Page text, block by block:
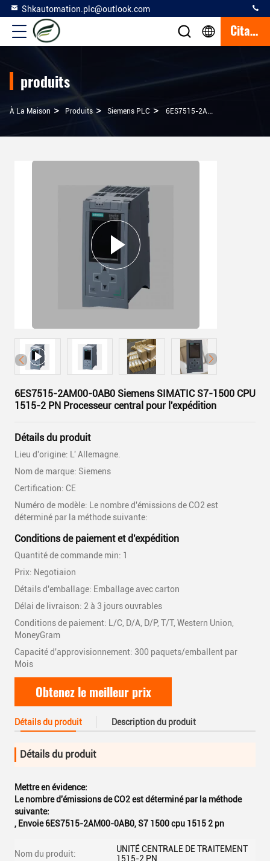
Shkautomation.plc@outlook.com
Citation
produits
À La Maison > Produits > Siemens PLC > 6ES7515-2AM00-0AB0 Siemens SIMATIC S7-1500 CPU 1515-2 PN Processeur Central Pour L'expédition
6ES7515-2AM00-0AB0 Siemens SIMATIC S7-1500 CPU
1515-2 PN Processeur central pour l'expédition
Détails du produit
Lieu d'origine: L' Allemagne.
Nom de marque: Siemens
Certification: CE
Numéro de modèle: Le nombre d'émissions de CO2 est
déterminé par la méthode suivante:
Conditions de paiement et d'expédition
Quantité de commande min: 1
Prix: Negotiaion
Détails d'emballage: Emballage avec carton
Délai de livraison: 2 à 3 jours ouvrables
Conditions de paiement: L/C, D/A, D/P, T/T, Western Union,
MoneyGram
Capacité d'approvisionnement: 300 paquets/emballent par
Mois
Obtenez le meilleur prix
Détails du produit Description du produit
Détails du produit
Mettre en évidence:
Le nombre d'émissions de CO2 est déterminé par la méthode
suivante:
, Envoie 6ES7515-2AM00-0AB0,S7 1500 cpu 1515 2 pn
Nom du produit:
UNITÉ CENTRALE DE TRAITEMENT
1515-2 PN